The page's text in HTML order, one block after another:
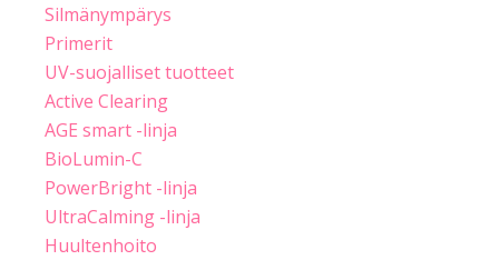
Silmänympärys
Primerit
UV-suojalliset tuotteet
Active Clearing
AGE smart -linja
BioLumin-C
PowerBright -linja
UltraCalming -linja
Huultenhoito